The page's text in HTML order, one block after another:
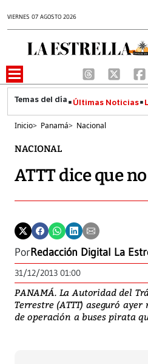
VIERNES 07 AGOSTO 2026
Últimas Noticias
Inicio> Panamá> Nacional
NACIONAL
ATTT dice que
PorRedacción Digital La
31/12/2013 01:00
PANAMÁ. La Autoridad del
Terrestre (ATTT) aseguró
de operación a buses pirata